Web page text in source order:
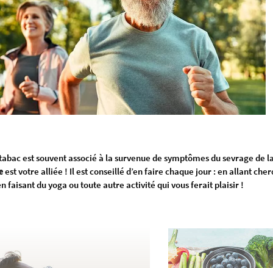
est souvent associé à la survenue de symptômes du sevrage
est votre alliée ! Il est conseillé d’en faire chaque jour : en allant
faisant du yoga ou toute autre activité qui vous ferait plaisir !